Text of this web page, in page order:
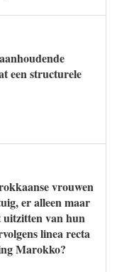
een structurele
vrouwen
er alleen maar
uitzitten van hun
linea recta
Marokko?